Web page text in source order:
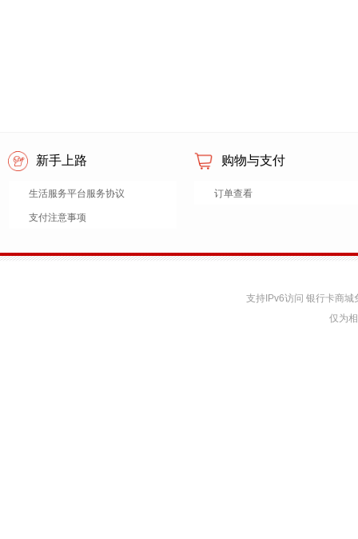
新手上路
生活服务平台服务协议
支付注意事项
购物与支付
订单查看
支持IPv6访问 银行卡商
仅为